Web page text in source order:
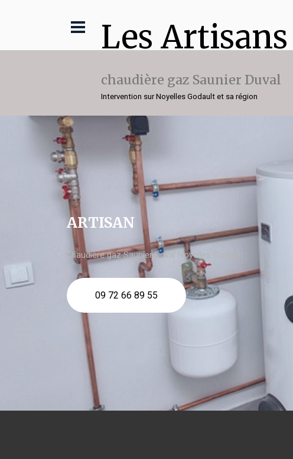
Les Artisans
chaudière gaz Saunier Duval
Intervention sur Noyelles Godault et sa région
ARTISAN
chaudière gaz Saunier Duval Noyelles Godault
09 72 66 89 55